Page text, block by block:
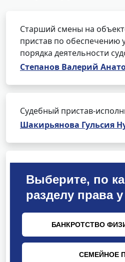
Старший смены на
пристав по обеспечению
порядка деятельности
Степанов Валерий
Судебный пристав-
Шакирьянова Гульсия